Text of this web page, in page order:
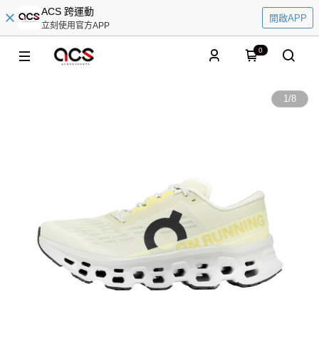
ACS 跨運動
立刻使用官方APP
開啟APP
0
1/8